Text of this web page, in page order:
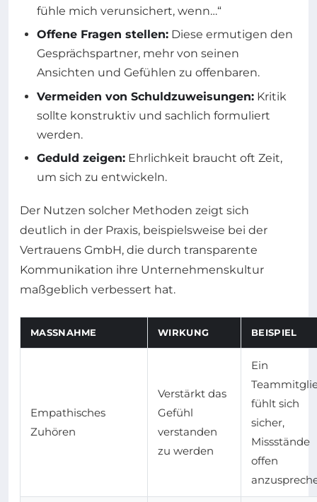
fühle mich verunsichert, wenn…“
Offene Fragen stellen: Diese ermutigen den
Gesprächspartner, mehr von seinen
Ansichten und Gefühlen zu offenbaren.
Vermeiden von Schuldzuweisungen: Kritik
sollte konstruktiv und sachlich formuliert
werden.
Geduld zeigen: Ehrlichkeit braucht oft Zeit,
um sich zu entwickeln.
Der Nutzen solcher Methoden zeigt sich
deutlich in der Praxis, beispielsweise bei der
Vertrauens GmbH, die durch transparente
Kommunikation ihre Unternehmenskultur
maßgeblich verbessert hat.
MASSNAHME WIRKUNG BEISPIEL
Empathisches
Zuhören
Verstärkt das
Gefühl
verstanden
zu werden
Ein
fühlt sich
sicher,
Missstände
offen